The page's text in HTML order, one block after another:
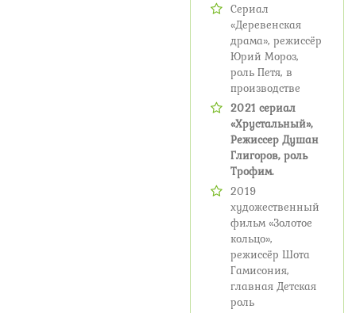
Сериал
«Деревенская
драма», режиссёр
Юрий Мороз,
роль Петя, в
производстве
2021 сериал
«Хрустальный»,
Режиссер Душан
Глигоров, роль
Трофим.
2019
художественный
фильм «Золотое
кольцо»,
режиссёр Шота
Гамисония,
главная Детская
роль